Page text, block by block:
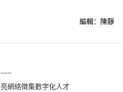
編輯：陳靜
……
網絡徵集數字化人才